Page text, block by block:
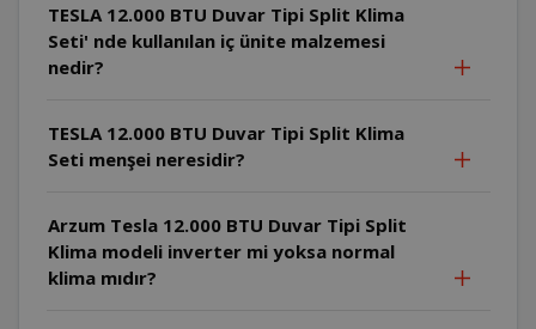
TESLA 12.000 BTU Duvar Tipi Split Klima
Seti' nde kullanılan iç ünite malzemesi
nedir?
TESLA 12.000 BTU Duvar Tipi Split Klima
Seti menşei neresidir?
Arzum Tesla 12.000 BTU Duvar Tipi Split
Klima modeli inverter mi yoksa normal
klima mıdır?